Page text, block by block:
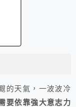
的天氣，一波波冷
要依靠強大意志力